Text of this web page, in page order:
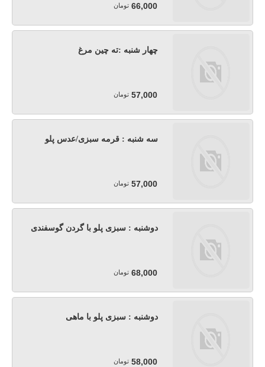
66,000 تومان
چهار شنبه :ته چین مرغ
57,000 تومان
سه شنبه : قرمه سبزی/عدس پلو
57,000 تومان
دوشنبه : سبزی پلو با گردن گوسفندی
68,000 تومان
دوشنبه : سبزی پلو با ماهی
58,000 تومان